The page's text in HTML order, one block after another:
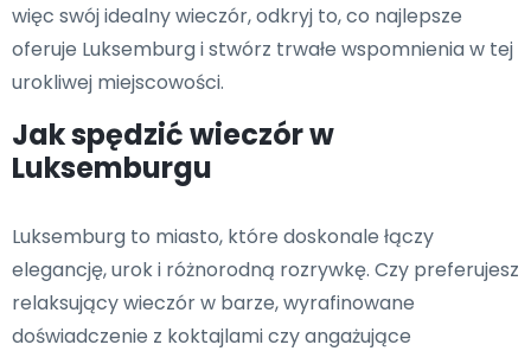
więc swój idealny wieczór, odkryj to, co najlepsze
oferuje Luksemburg i stwórz trwałe wspomnienia w tej
urokliwej miejscowości.
Jak spędzić wieczór w
Luksemburgu
Luksemburg to miasto, które doskonale łączy
elegancję, urok i różnorodną rozrywkę. Czy preferujesz
relaksujący wieczór w barze, wyrafinowane
doświadczenie z koktajlami czy angażujące